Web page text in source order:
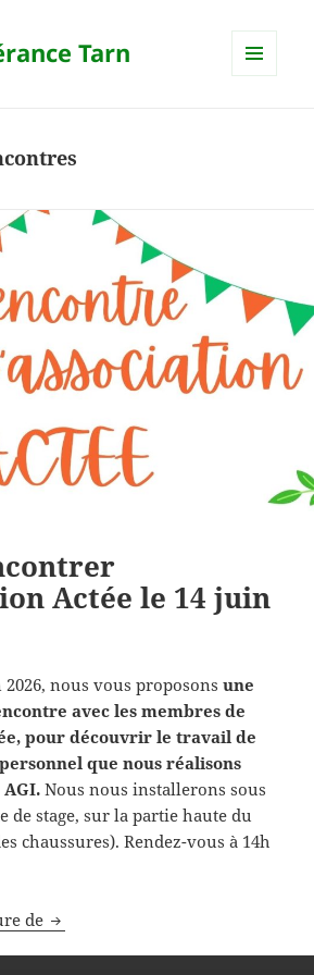
Tarn
Actée le 14 juin
nous vous proposonsune
avec les membres de
pour découvrir le travail de
que nous réalisons
AGI.Nous nous installerons sous
de stage, sur la partie haute du
chaussures). Rendez-vous à 14h
de Venez rencontrer l’association